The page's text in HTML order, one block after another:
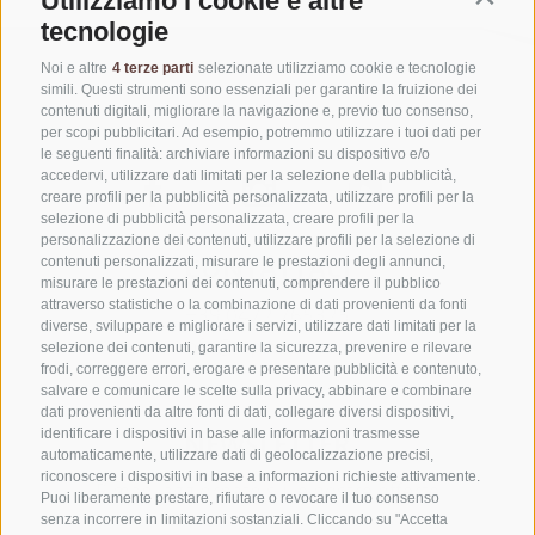
tecnologie
Noi e altre 4 terze parti selezionate utilizziamo cookie e tecnologie
simili. Questi strumenti sono essenziali per garantire la fruizione dei
contenuti digitali, migliorare la navigazione e, previo tuo consenso,
per scopi pubblicitari. Ad esempio, potremmo utilizzare i tuoi dati per
le seguenti finalità: archiviare informazioni su dispositivo e/o
accedervi, utilizzare dati limitati per la selezione della pubblicità,
creare profili per la pubblicità personalizzata, utilizzare profili per la
selezione di pubblicità personalizzata, creare profili per la
personalizzazione dei contenuti, utilizzare profili per la selezione di
contenuti personalizzati, misurare le prestazioni degli annunci,
misurare le prestazioni dei contenuti, comprendere il pubblico
attraverso statistiche o la combinazione di dati provenienti da fonti
diverse, sviluppare e migliorare i servizi, utilizzare dati limitati per la
selezione dei contenuti, garantire la sicurezza, prevenire e rilevare
frodi, correggere errori, erogare e presentare pubblicità e contenuto,
salvare e comunicare le scelte sulla privacy, abbinare e combinare
dati provenienti da altre fonti di dati, collegare diversi dispositivi,
identificare i dispositivi in base alle informazioni trasmesse
automaticamente, utilizzare dati di geolocalizzazione precisi,
riconoscere i dispositivi in base a informazioni richieste attivamente.
Puoi liberamente prestare, rifiutare o revocare il tuo consenso
senza incorrere in limitazioni sostanziali. Cliccando su "Accetta
CONTATTACI
+39 0472 765325
info@vipiteno.com
NEWSLETTER
Rimani aggiornato sulle nostre offerte